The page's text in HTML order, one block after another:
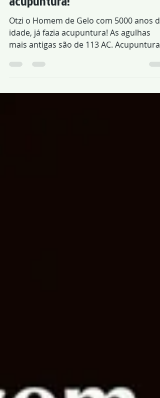
acupuntura!
Otzi o Homem de Gelo com 5000 anos de
idade, já fazia acupuntura! As agulhas
mais antigas são de 113 AC. Acupuntura